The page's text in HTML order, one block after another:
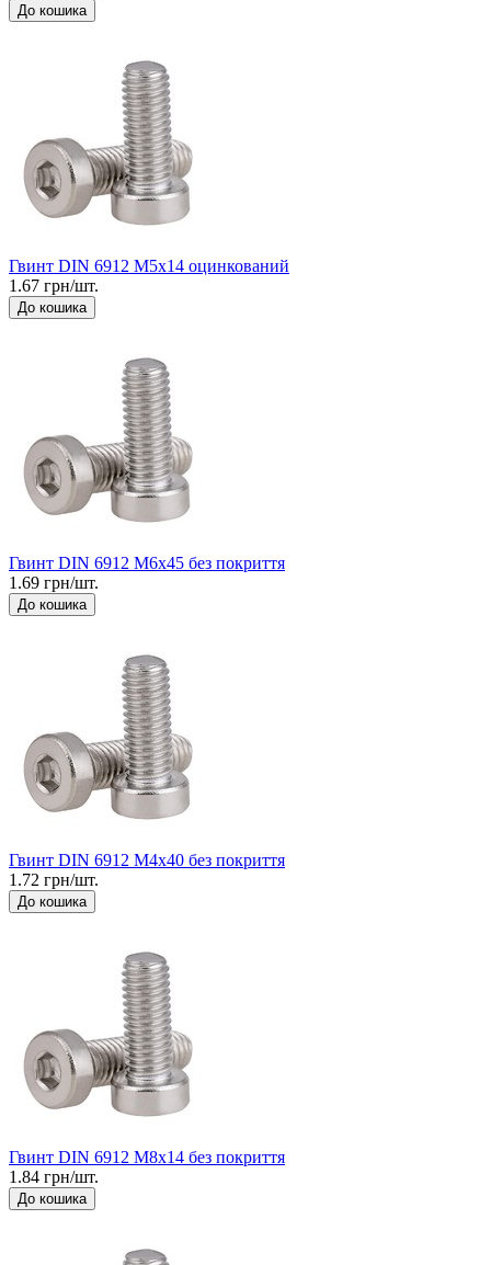
До кошика
Гвинт DIN 6912 М5x14 оцинкований
1.67 грн/шт.
До кошика
Гвинт DIN 6912 М6x45 без покриття
1.69 грн/шт.
До кошика
Гвинт DIN 6912 М4x40 без покриття
1.72 грн/шт.
До кошика
Гвинт DIN 6912 М8x14 без покриття
1.84 грн/шт.
До кошика